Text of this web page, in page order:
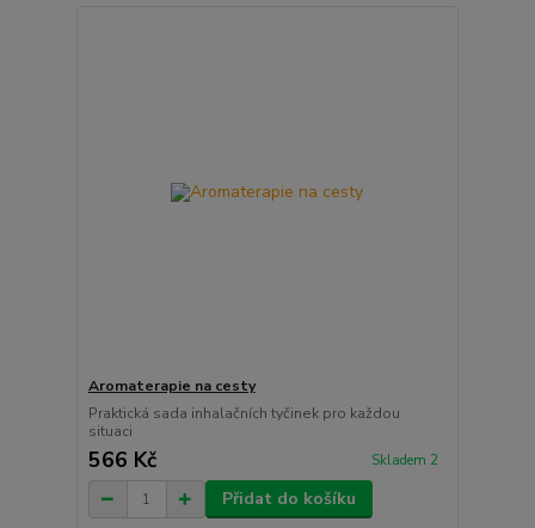
Aromaterapie na cesty
Praktická sada inhalačních tyčinek pro každou
situaci
566 Kč Skladem 2
Přidat do košíku